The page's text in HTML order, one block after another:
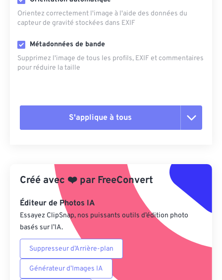
Orientez correctement l'image à l'aide des données du
capteur de gravité stockées dans EXIF
Métadonnées de bande
Supprimez l'image de tous les profils, EXIF ​​et commentaires
pour réduire la taille
S'applique à tous
Appliquer à partir du préréglage
Enregistrer comme préréglage
Créé avec ❤️ par FreeConvert
Éditeur de Photos IA
Essayez ClipSnap, nos puissants outils d’édition photo
basés sur l’IA.
Suppresseur d’Arrière-plan
Générateur d’Images IA